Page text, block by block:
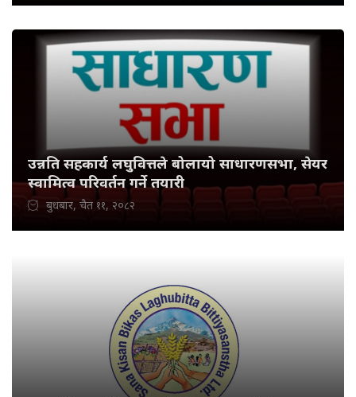
उन्नति सहकार्य लघुवित्तले बोलायो साधारणसभा, सेयर
स्वामित्व परिवर्तन गर्ने तयारी
बुधबार, चैत ११, २०८२